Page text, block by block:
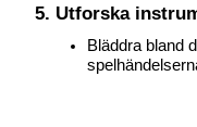
5. Utforska
Bläddra bland